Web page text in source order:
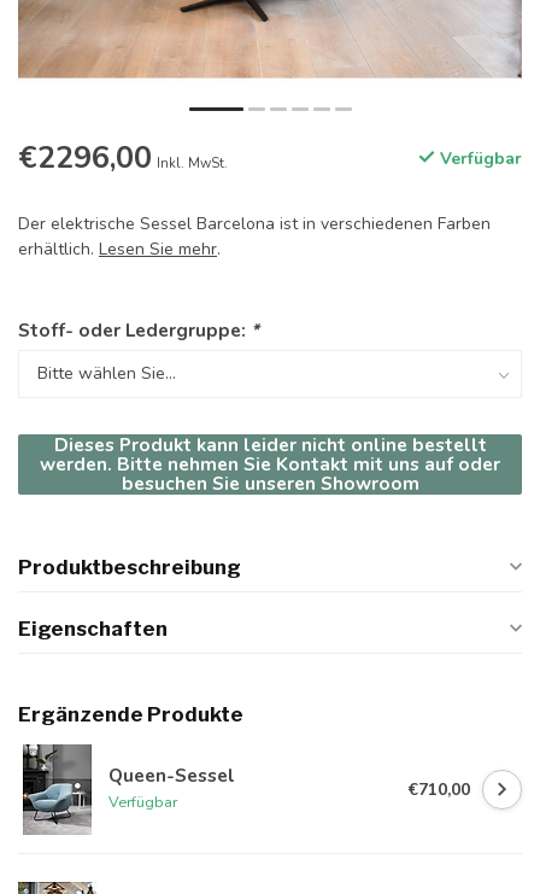
€2296,00 Inkl. MwSt. Verfügbar
Der elektrische Sessel Barcelona ist in verschiedenen Farben
erhältlich. Lesen Sie mehr.
Stoff- oder Ledergruppe: *
Dieses Produkt kann leider nicht online bestellt
werden. Bitte nehmen Sie Kontakt mit uns auf oder
besuchen Sie unseren Showroom
Produktbeschreibung
Eigenschaften
Ergänzende Produkte
Queen-Sessel
Verfügbar
€710,00